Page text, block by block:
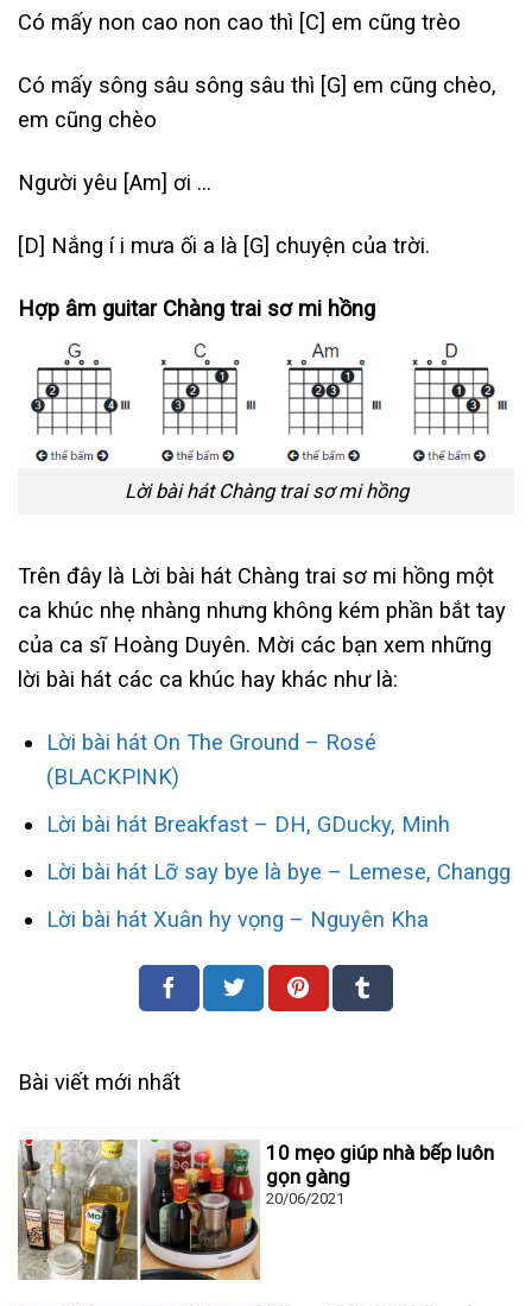
Có mấy non cao non cao thì [C] em cũng trèo
Có mấy sông sâu sông sâu thì [G] em cũng chèo,
em cũng chèo
Người yêu [Am] ơi …
[D] Nắng í i mưa ối a là [G] chuyện của trời.
Hợp âm guitar Chàng trai sơ mi hồng
Lời bài hát Chàng trai sơ mi hồng
Trên đây là Lời bài hát Chàng trai sơ mi hồng một
ca khúc nhẹ nhàng nhưng không kém phần bắt tay
của ca sĩ Hoàng Duyên. Mời các bạn xem những
lời bài hát các ca khúc hay khác như là:
Lời bài hát On The Ground – Rosé
(BLACKPINK)
Lời bài hát Breakfast – DH, GDucky, Minh
Lời bài hát Lỡ say bye là bye – Lemese, Changg
Lời bài hát Xuân hy vọng – Nguyên Kha
Bài viết mới nhất
10 mẹo giúp nhà bếp luôn
gọn gàng
20/06/2021